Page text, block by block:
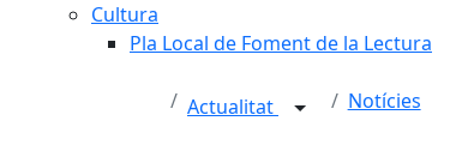
Cultura
Pla Local de Foment de la Lectura
Actualitat Notícies